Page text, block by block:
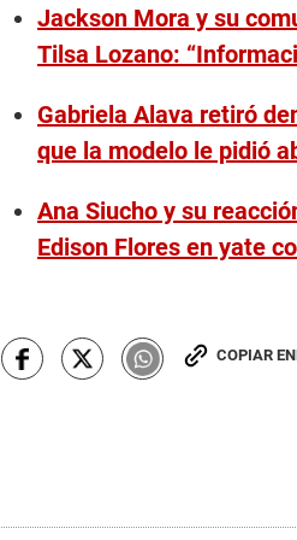
u
m
Jackson Mora y su
Tilsa Lozano:
Gabriela Alava retiró
que la modelo le pidió
Ana Siucho y su
Edison Flores en yate
COPIAR